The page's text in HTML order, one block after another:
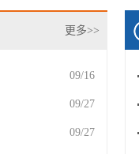
更多>>
09/16
09/27
09/27